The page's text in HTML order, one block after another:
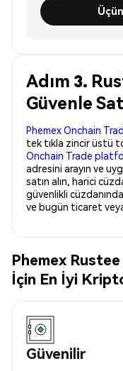
Adım 3.
Güvenle
Phemex Onchain
tek tıkla zincir üstü
Onchain Trade
adresini arayın ve
satın alın, harici
güvenlikli cüzdanında
ve bugün ticaret
Phemex
İçin En İyi
Güvenilir